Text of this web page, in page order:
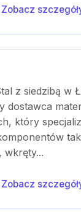
Zobacz
z siedzibą w
dostawca
który
wkręty...
Zobacz